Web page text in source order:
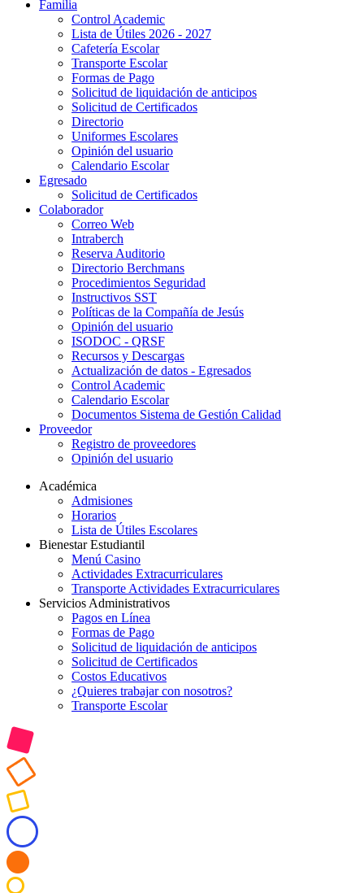
Familia
Control Academic
Lista de Útiles 2026 - 2027
Cafetería Escolar
Transporte Escolar
Formas de Pago
Solicitud de liquidación de anticipos
Solicitud de Certificados
Directorio
Uniformes Escolares
Opinión del usuario
Calendario Escolar
Egresado
Solicitud de Certificados
Colaborador
Correo Web
Intraberch
Reserva Auditorio
Directorio Berchmans
Procedimientos Seguridad
Instructivos SST
Políticas de la Compañía de Jesús
Opinión del usuario
ISODOC - QRSF
Recursos y Descargas
Actualización de datos - Egresados
Control Academic
Calendario Escolar
Documentos Sistema de Gestión Calidad
Proveedor
Registro de proveedores
Opinión del usuario
Académica
Admisiones
Horarios
Lista de Útiles Escolares
Bienestar Estudiantil
Menú Casino
Actividades Extracurriculares
Transporte Actividades Extracurriculares
Servicios Administrativos
Pagos en Línea
Formas de Pago
Solicitud de liquidación de anticipos
Solicitud de Certificados
Costos Educativos
¿Quieres trabajar con nosotros?
Transporte Escolar